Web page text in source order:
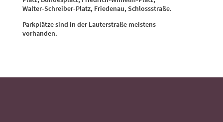
Walter-Schreiber-Platz, Friedenau, Schlossstraße.
Parkplätze sind in der Lauterstraße meistens
vorhanden.